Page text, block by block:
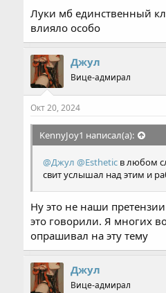
Луки мб единственный
влияло особо
Джул
Вице-адмирал
Окт 20, 2024
KennyJoy1 написал(а):
@Джул @Estheticв любом
свит услышал над этим и
Ну это не наши
это говорили. Я многих
опрашивал на эту тему
Джул
Вице-адмирал